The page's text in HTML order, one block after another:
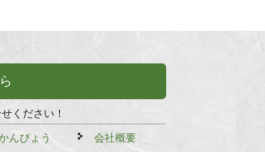
ください！
んぴょう
会社概要